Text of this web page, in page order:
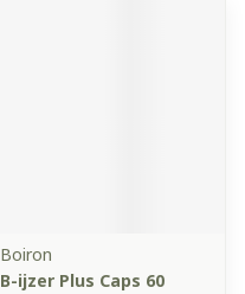
Boiron
B-ijzer Plus Caps 60